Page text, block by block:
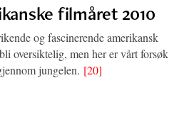
filmåret 2010
og fascinerende amerikansk
oversiktelig, men her er vårt forsøk
jungelen. [20]